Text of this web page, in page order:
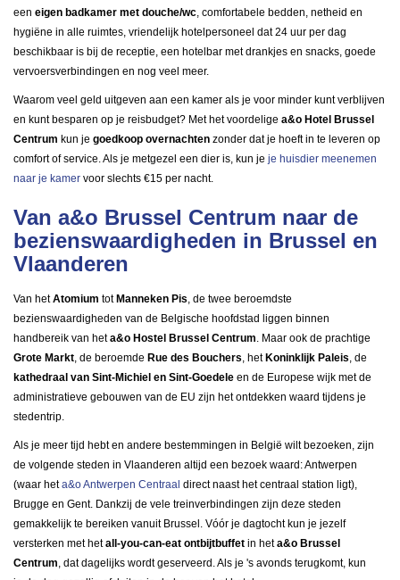
een eigen badkamer met douche/wc, comfortabele bedden, netheid en
hygiëne in alle ruimtes, vriendelijk hotelpersoneel dat 24 uur per dag
beschikbaar is bij de receptie, een hotelbar met drankjes en snacks, goede
vervoersverbindingen en nog veel meer.
Waarom veel geld uitgeven aan een kamer als je voor minder kunt verblijven
en kunt besparen op je reisbudget? Met het voordelige a&o Hotel Brussel
Centrum kun je goedkoop overnachten zonder dat je hoeft in te leveren op
comfort of service. Als je metgezel een dier is, kun je je huisdier meenemen
naar je kamer voor slechts €15 per nacht.
Van a&o Brussel Centrum naar de
bezienswaardigheden in Brussel en
Vlaanderen
Van hetAtomium tot Manneken Pis, de twee beroemdste
bezienswaardigheden van de Belgische hoofdstad liggen binnen
handbereik van heta&o Hostel Brussel Centrum. Maar ook de prachtige
Grote Markt, de beroemde Rue des Bouchers, het Koninklijk Paleis, de
kathedraal van Sint-Michiel en Sint-Goedele en de Europese wijk met de
administratieve gebouwen van de EU zijn het ontdekken waard tijdens je
stedentrip.
Als je meer tijd hebt en andere bestemmingen in België wilt bezoeken, zijn
de volgende steden in Vlaanderen altijd een bezoek waard: Antwerpen
(waar heta&o Antwerpen Centraal direct naast het centraal station ligt),
Brugge en Gent. Dankzij de vele treinverbindingen zijn deze steden
gemakkelijk te bereiken vanuit Brussel. Vóór je dagtocht kun je jezelf
versterken met hetall-you-can-eat ontbijtbuffet in heta&o Brussel
Centrum, dat dagelijks wordt geserveerd. Als je 's avonds terugkomt, kun